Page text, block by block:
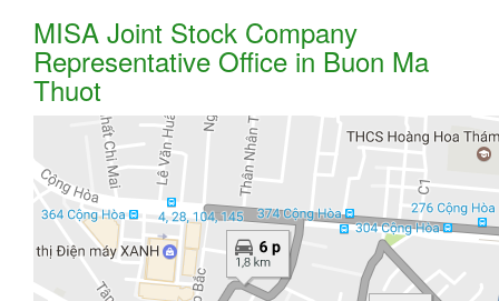
MISA Joint Stock Company
Representative Office in Buon Ma
Thuot